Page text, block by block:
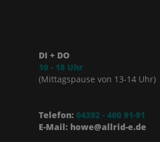
DI + DO
10 - 18 Uhr
(Mittagspause von 13-14 Uhr)
Telefon: 04392 - 400 91-91
E-Mail: howe@allrid-e.de